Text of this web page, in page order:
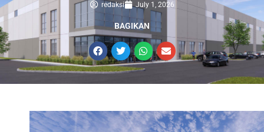
redaksi July 1, 2026
BAGIKAN